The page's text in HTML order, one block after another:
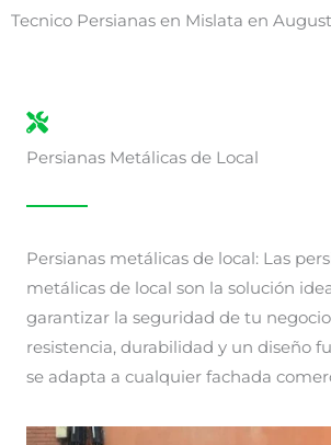
Tecnico Persianas en Mislata en
Persianas Metálicas de Local
Persianas metálicas de local: Las
metálicas de local son la solución
garantizar la seguridad de tu
resistencia, durabilidad y un diseño
se adapta a cualquier fachada